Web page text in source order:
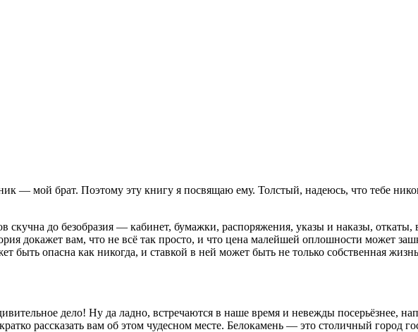
— мой брат. Поэтому эту книгу я посвящаю ему. Толстый, надеюсь, что тебе
до безобразия — кабинет, бумажки, распоряжения, указы и наказы, откаты,
докажет вам, что не всё так просто, и что цена малейшей оплошности может
быть опасна как никогда, и ставкой в ней может быть не только собственная
дело! Ну да ладно, встречаются в наше время и невежды посерьёзнее,
рассказать вам об этом чудесном месте. Белокамень — это столичный город